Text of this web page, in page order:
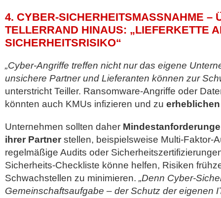
4. CYBER-SICHERHEITSMASSNAHME –
ELLERRAND HINAUS: „LIEFERKETTE
ICHERHEITSRISIKO“
„Cyber-Angriffe treffen nicht nur das eigene
unsichere Partner und Lieferanten können zur
unterstricht Teiller. Ransomware-Angriffe oder
könnten auch KMUs infizieren und zu
Unternehmen sollten daher
ihrer Partner stellen, beispielsweise Multi-Faktor-
regelmäßige Audits oder
Sicherheits-Checkliste könne helfen, Risiken
Schwachstellen zu minimieren. „Denn Cyber-
Gemeinschaftsaufgabe – der Schutz der eigenen